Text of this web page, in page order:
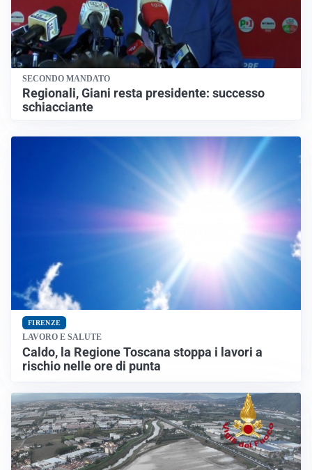
SECONDO MANDATO
Regionali, Giani resta presidente: successo
schiacciante
FIRENZE
LAVORO E SALUTE
Caldo, la Regione Toscana stoppa i lavori a
rischio nelle ore di punta